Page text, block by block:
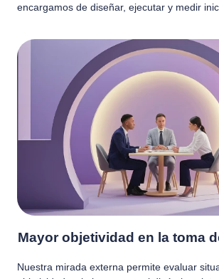
encargamos de diseñar, ejecutar y medir
Mayor objetividad en la toma
Nuestra mirada externa permite evaluar